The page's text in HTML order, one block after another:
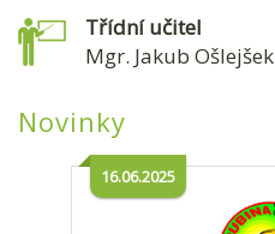
Třídní učitel
Mgr. Jakub Ošlejšek
Novinky
16.06.2025